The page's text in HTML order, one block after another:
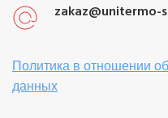
zakaz@unitermo-
Политика в отношении
данных